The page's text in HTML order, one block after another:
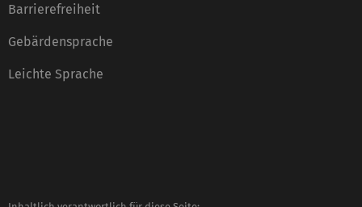
Barrierefreiheit
Gebärdensprache
Leichte Sprache